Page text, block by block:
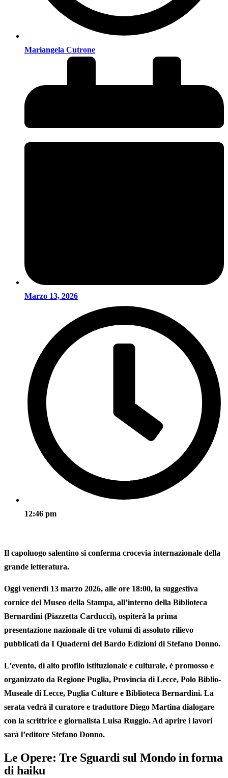
Mariangela Cutrone
Marzo 13, 2026
12:46 pm
Il capoluogo salentino si conferma crocevia internazionale della
grande letteratura.
Oggi venerdì 13 marzo 2026, alle ore 18:00, la suggestiva
cornice del Museo della Stampa, all’interno della Biblioteca
Bernardini (Piazzetta Carducci), ospiterà la prima
presentazione nazionale di tre volumi di assoluto rilievo
pubblicati da I Quaderni del Bardo Edizioni di Stefano Donno.
L’evento, di alto profilo istituzionale e culturale, è promosso e
organizzato da Regione Puglia, Provincia di Lecce, Polo Biblio-
Museale di Lecce, Puglia Culture e Biblioteca Bernardini. La
serata vedrà il curatore e traduttore Diego Martina dialogare
con la scrittrice e giornalista Luisa Ruggio. Ad aprire i lavori
sarà l’editore Stefano Donno.
Le Opere: Tre Sguardi sul Mondo in forma
di haiku